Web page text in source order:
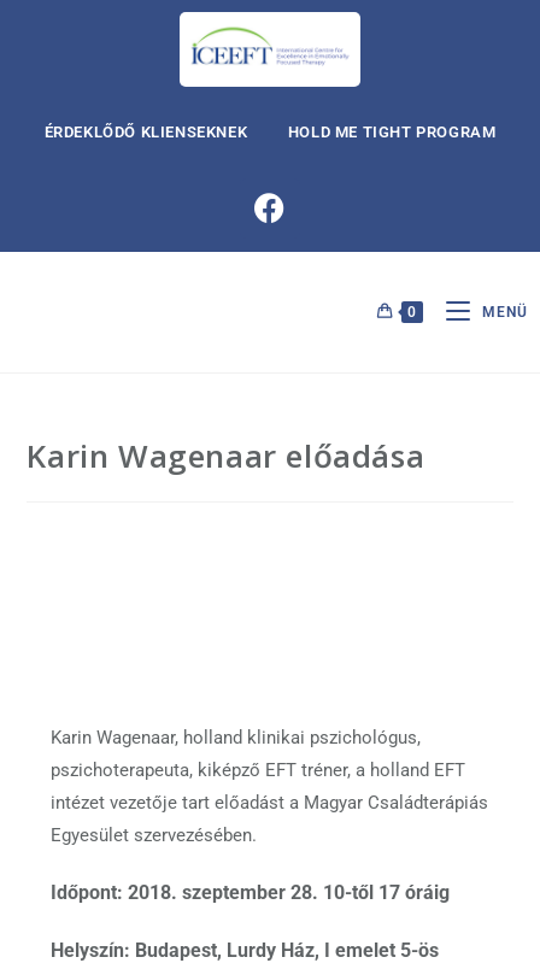
ÉRDEKLŐDŐ KLIENSEKNEK HOLD ME TIGHT PROGRAM
0 MENÜ
Karin Wagenaar előadása
Karin Wagenaar, holland klinikai pszichológus,
pszichoterapeuta, kiképző EFT tréner, a holland EFT
intézet vezetője tart előadást a Magyar Családterápiás
Egyesület szervezésében.
Időpont: 2018. szeptember 28. 10-től 17 óráig
Helyszín: Budapest, Lurdy Ház, I emelet 5-ös